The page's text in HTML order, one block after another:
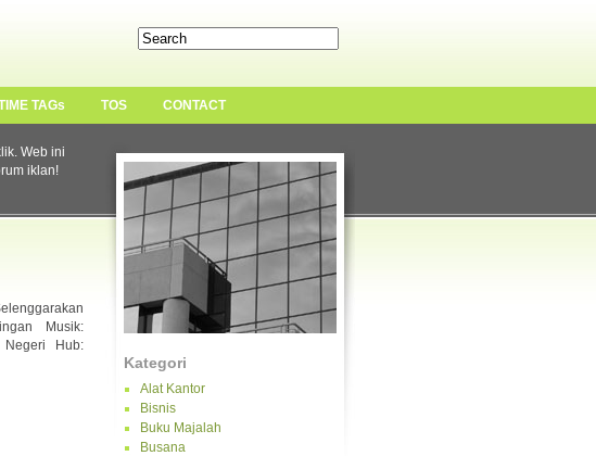
TAGs TOS CONTACT
Kategori
Alat Kantor
Bisnis
Buku Majalah
Busana
Web ini
iklan!
Musik:
Negeri Hub: